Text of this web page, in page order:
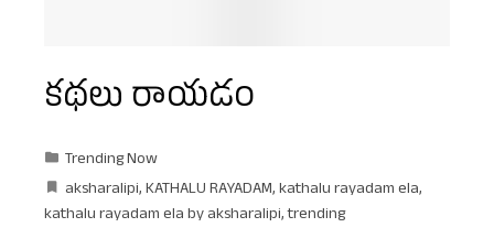
కథలు రాయడం
Trending Now
aksharalipi,KATHALU RAYADAM,kathalu rayadam ela,
kathalu rayadam ela by aksharalipi,trending